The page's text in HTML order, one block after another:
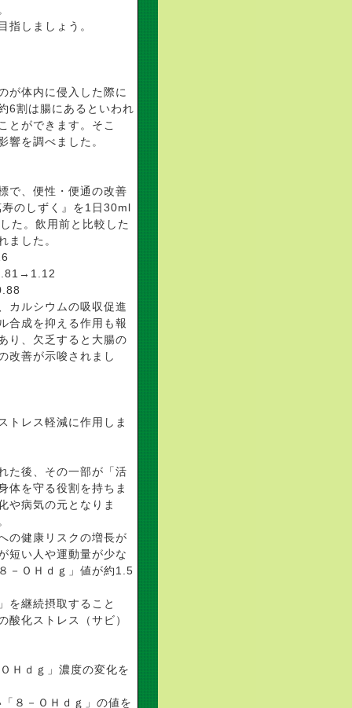
指しましょう。
体内に侵入した際に
6割は腸にあるといわれ
とができます。そこ
響を調べました。
で、便性・便通の改善
のしずく』を1日30ml
た。飲用前と比較した
ました。
カルシウムの吸収促進
合成を抑える作用も報
り、欠乏すると大腸の
改善が示唆されまし
トレス軽減に作用しま
た後、その一部が「活
体を守る役割を持ちま
や病気の元となりま
の健康リスクの増長が
短い人や運動量が少な
－ＯＨｄｇ」値が約1.5
を継続摂取すること
酸化ストレス（サビ）
Ｈｄｇ」濃度の変化を
８－ＯＨｄｇ」の値を